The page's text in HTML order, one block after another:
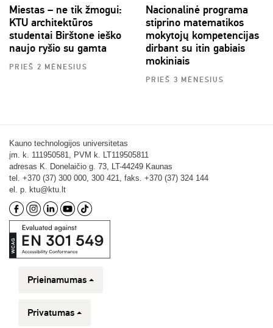
Miestas – ne tik žmogui:
KTU architektūros
studentai Birštone ieško
naujo ryšio su gamta
PRIEŠ 2 MĖNESIUS
Nacionalinė programa
stiprino matematikos
mokytojų kompetencijas
dirbant su itin gabiais
mokiniais
PRIEŠ 3 MĖNESIUS
Kauno technologijos universitetas
įm. k. 111950581, PVM k. LT119505811
adresas K. Donelaičio g. 73, LT-44249 Kaunas
tel. +370 (37) 300 000, 300 421, faks. +370 (37) 324 144
el. p. ktu@ktu.lt
Prieinamumas
Privatumas